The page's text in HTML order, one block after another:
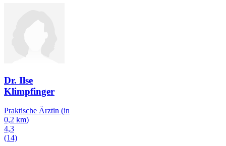
Dr. Ilse
Klimpfinger
Praktische Ärztin (in
0,2 km)
4,3
(14)